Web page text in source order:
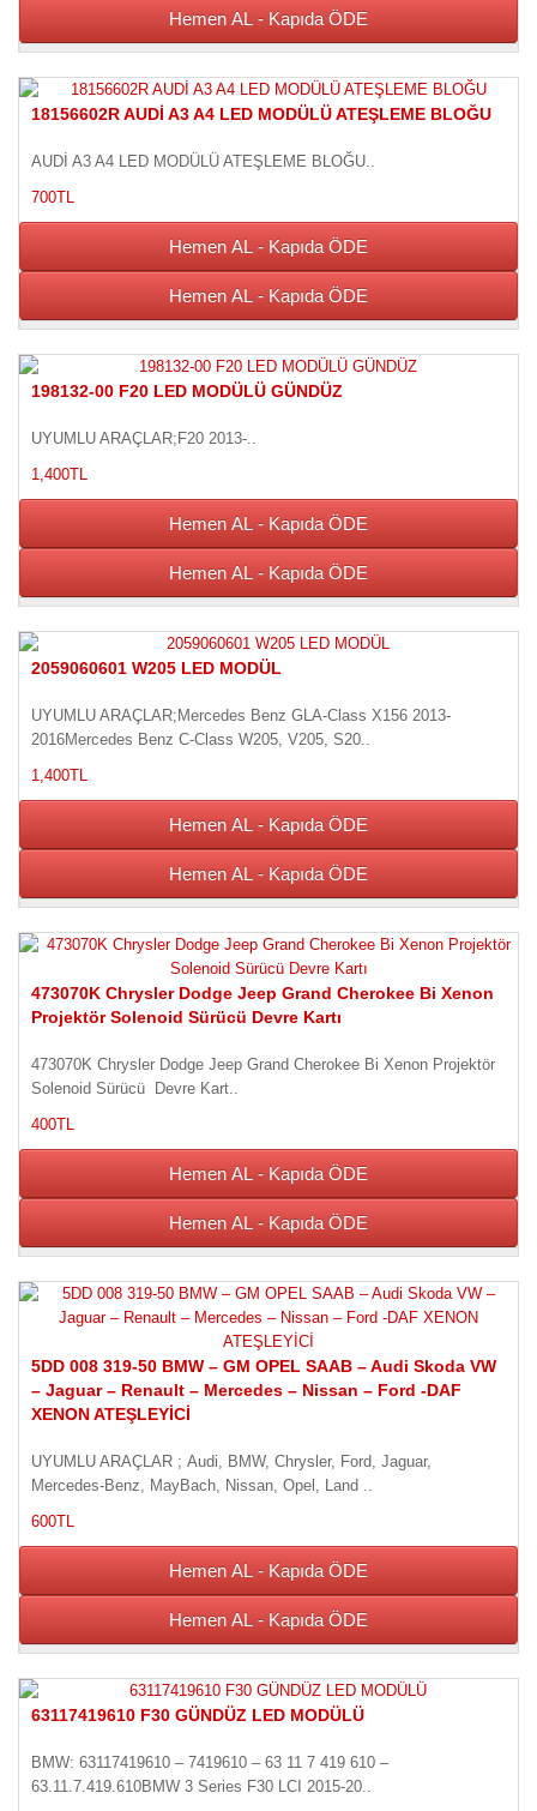
Hemen AL - Kapıda ÖDE
18156602R AUDİ A3 A4 LED MODÜLÜ ATEŞLEME BLOĞU
AUDİ A3 A4 LED MODÜLÜ ATEŞLEME BLOĞU..
700TL
Hemen AL - Kapıda ÖDE
Hemen AL - Kapıda ÖDE
198132-00 F20 LED MODÜLÜ GÜNDÜZ
UYUMLU ARAÇLAR;F20 2013-..
1,400TL
Hemen AL - Kapıda ÖDE
Hemen AL - Kapıda ÖDE
2059060601 W205 LED MODÜL
UYUMLU ARAÇLAR;Mercedes Benz GLA-Class X156 2013-
2016Mercedes Benz C-Class W205, V205, S20..
1,400TL
Hemen AL - Kapıda ÖDE
Hemen AL - Kapıda ÖDE
473070K Chrysler Dodge Jeep Grand Cherokee Bi Xenon
Projektör Solenoid Sürücü Devre Kartı
473070K Chrysler Dodge Jeep Grand Cherokee Bi Xenon Projektör
Solenoid Sürücü Devre Kart..
400TL
Hemen AL - Kapıda ÖDE
Hemen AL - Kapıda ÖDE
5DD 008 319-50 BMW – GM OPEL SAAB – Audi Skoda VW
– Jaguar – Renault – Mercedes – Nissan – Ford -DAF
XENON ATEŞLEYİCİ
UYUMLU ARAÇLAR ; Audi, BMW, Chrysler, Ford, Jaguar,
Mercedes-Benz, MayBach, Nissan, Opel, Land ..
600TL
Hemen AL - Kapıda ÖDE
Hemen AL - Kapıda ÖDE
63117419610 F30 GÜNDÜZ LED MODÜLÜ
BMW: 63117419610 – 7419610 – 63 11 7 419 610 –
63.11.7.419.610BMW 3 Series F30 LCI 2015-20..